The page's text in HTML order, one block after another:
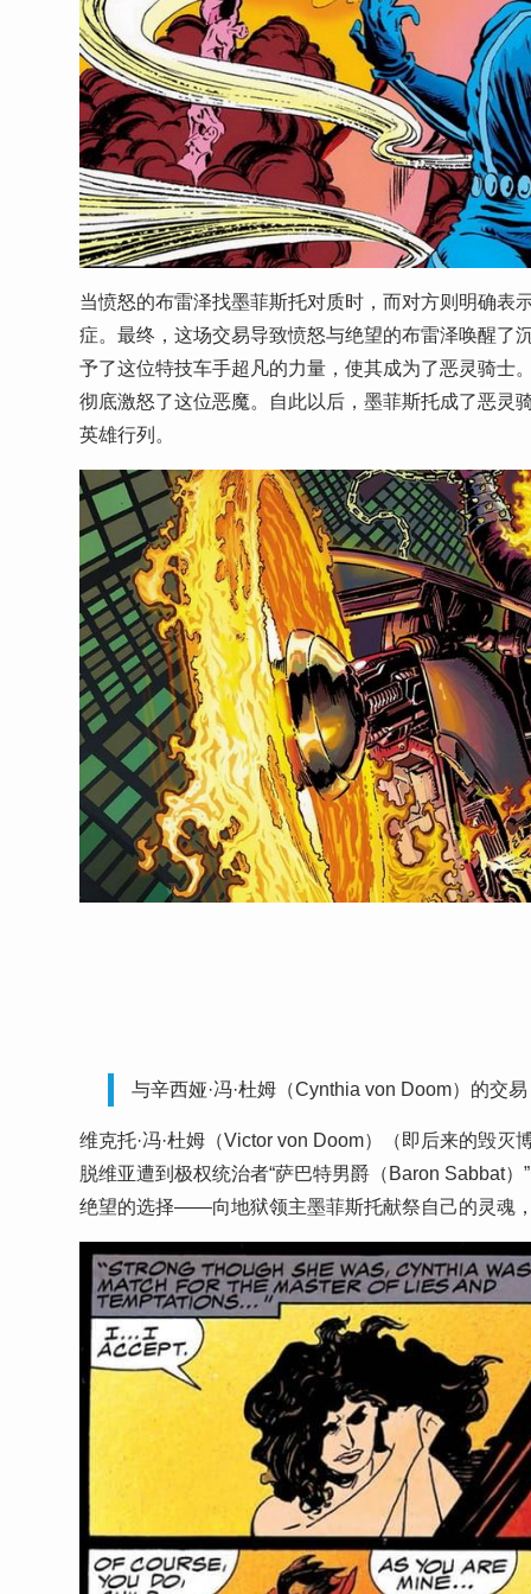
当愤怒的布雷泽找墨菲斯托对质时，而对方则明确
症。最终，这场交易导致愤怒与绝望的布雷泽唤醒了
予了这位特技车手超凡的力量，使其成为了恶灵骑士
彻底激怒了这位恶魔。自此以后，墨菲斯托成了恶灵
英雄行列。
与​​辛西娅·冯·杜姆（Cynthia von Doom）的交
维克托·冯·杜姆（Victor von Doom）（即后来的毁
脱维亚遭到极权统治者“萨巴特男爵（Baron Sabbat
绝望的选择——向地狱领主墨菲斯托献祭自己的灵魂